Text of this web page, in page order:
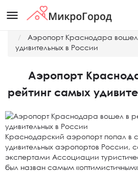
menu
Аэропорт Краснодара
удивительных в России
Аэропорт
рейтинг самых
Краснодарский аэропорт попал в
удивительных аэропортов России,
экспертами Ассоциации
был назван самым